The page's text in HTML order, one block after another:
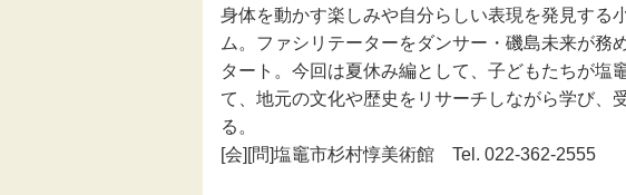
身体を動かす楽しみや自分らしい表現を発見する
ム。ファシリテーターをダンサー・磯島未来が務
タート。今回は夏休み編として、子どもたちが塩
て、地元の文化や歴史をリサーチしながら学び、
る。
[会][問]塩竈市杉村惇美術館 Tel. 022-362-2555